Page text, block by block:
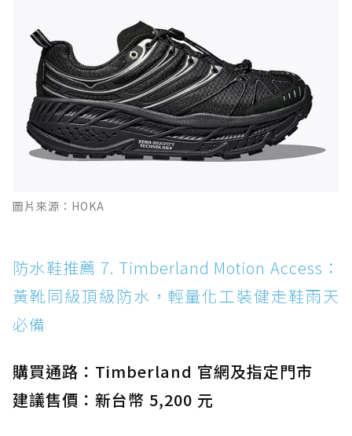
圖片來源：HOKA
防水鞋推薦 7. Timberland Motion Access：
黃靴同級頂級防水，輕量化工裝健走鞋雨天
必備
購買通路：Timberland 官網及指定門市
建議售價：新台幣 5,200 元